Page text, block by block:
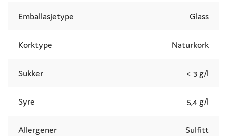
Emballasjetype Glass
Korktype Naturkork
Sukker < 3 g/l
Syre 5,4 g/l
Allergener Sulfitt